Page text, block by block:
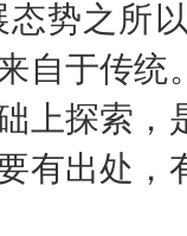
之所以
自于传统
上探索
有出处，